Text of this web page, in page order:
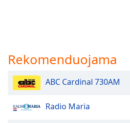
Area
Rekomenduojama
ABC Cardinal 730AM
Radio Maria